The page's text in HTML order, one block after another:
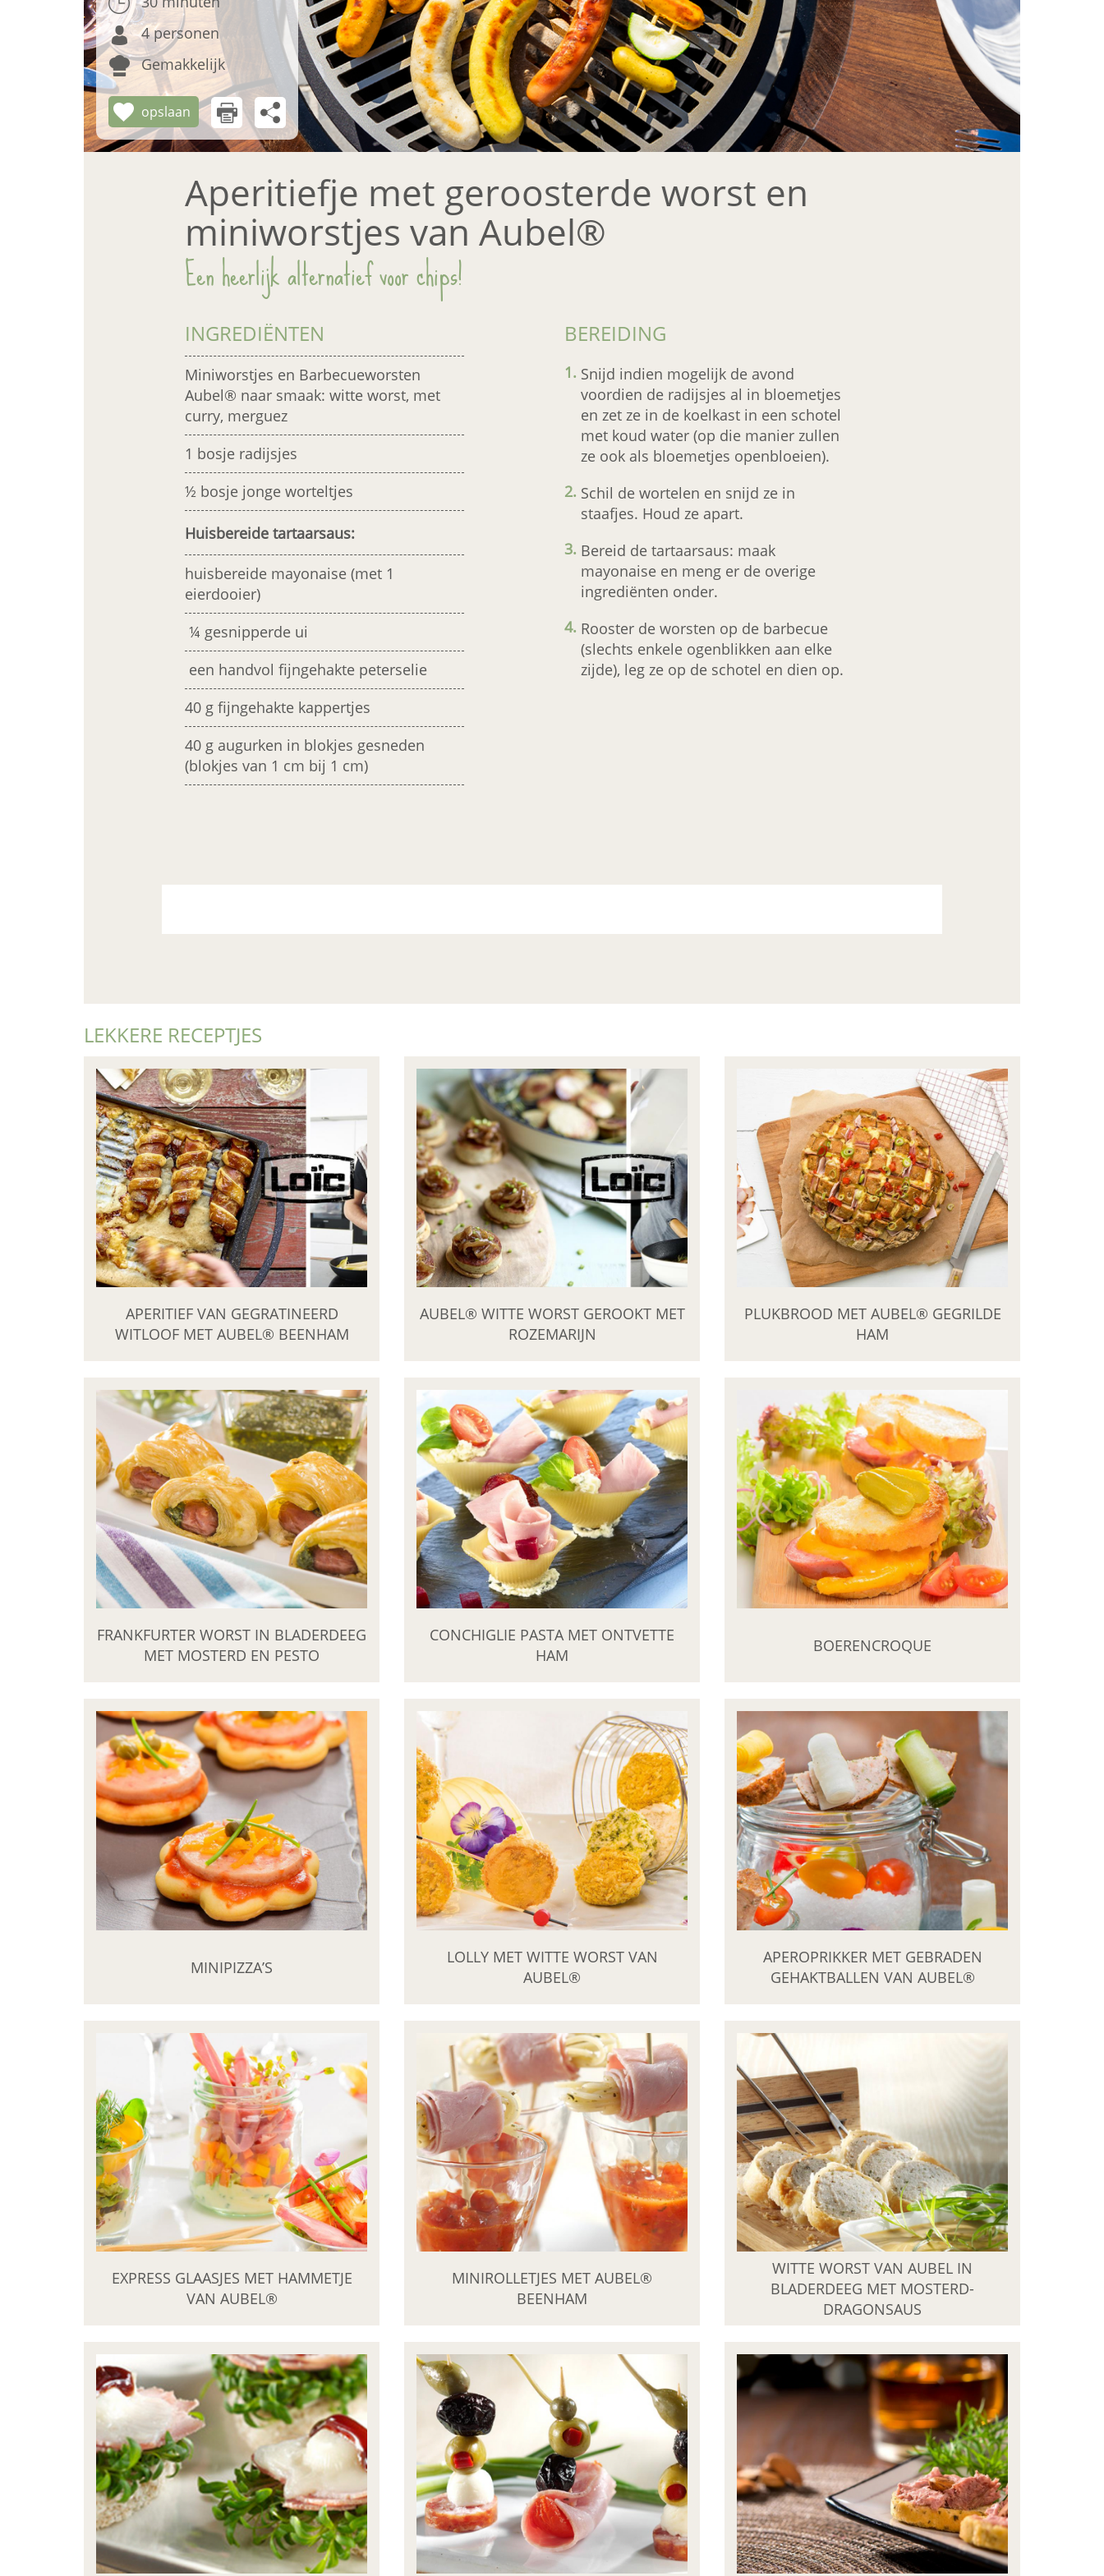
4 personen
Gemakkelijk
opslaan
Aperitiefje met geroosterde worst en
miniworstjes van Aubel®
Een heerlijk alternatief voor chips!
INGREDIËNTEN
Miniworstjes en Barbecueworsten
Aubel® naar smaak: witte worst, met
curry, merguez
1 bosje radijsjes
½ bosje jonge worteltjes
Huisbereide tartaarsaus:
huisbereide mayonaise (met 1
eierdooier)
¼ gesnipperde ui
een handvol fijngehakte peterselie
40 g fijngehakte kappertjes
40 g augurken in blokjes gesneden
(blokjes van 1 cm bij 1 cm)
BEREIDING
Snijd indien mogelijk de avond
voordien de radijsjes al in bloemetjes
en zet ze in de koelkast in een schotel
met koud water (op die manier zullen
ze ook als bloemetjes openbloeien).
Schil de wortelen en snijd ze in
staafjes. Houd ze apart.
Bereid de tartaarsaus: maak
mayonaise en meng er de overige
ingrediënten onder.
Rooster de worsten op de barbecue
(slechts enkele ogenblikken aan elke
zijde), leg ze op de schotel en dien op.
LEKKERE RECEPTJES
APERITIEF VAN GEGRATINEERD
WITLOOF MET AUBEL® BEENHAM
AUBEL® WITTE WORST GEROOKT MET
ROZEMARIJN
PLUKBROOD MET AUBEL® GEGRILDE
HAM
FRANKFURTER WORST IN BLADERDEEG
MET MOSTERD EN PESTO
CONCHIGLIE PASTA MET ONTVETTE
HAM
BOERENCROQUE
MINIPIZZA’S
LOLLY MET WITTE WORST VAN
AUBEL®
APEROPRIKKER MET GEBRADEN
GEHAKTBALLEN VAN AUBEL®
EXPRESS GLAASJES MET HAMMETJE
VAN AUBEL®
MINIROLLETJES MET AUBEL®
BEENHAM
WITTE WORST VAN AUBEL IN
BLADERDEEG MET MOSTERD-
DRAGONSAUS